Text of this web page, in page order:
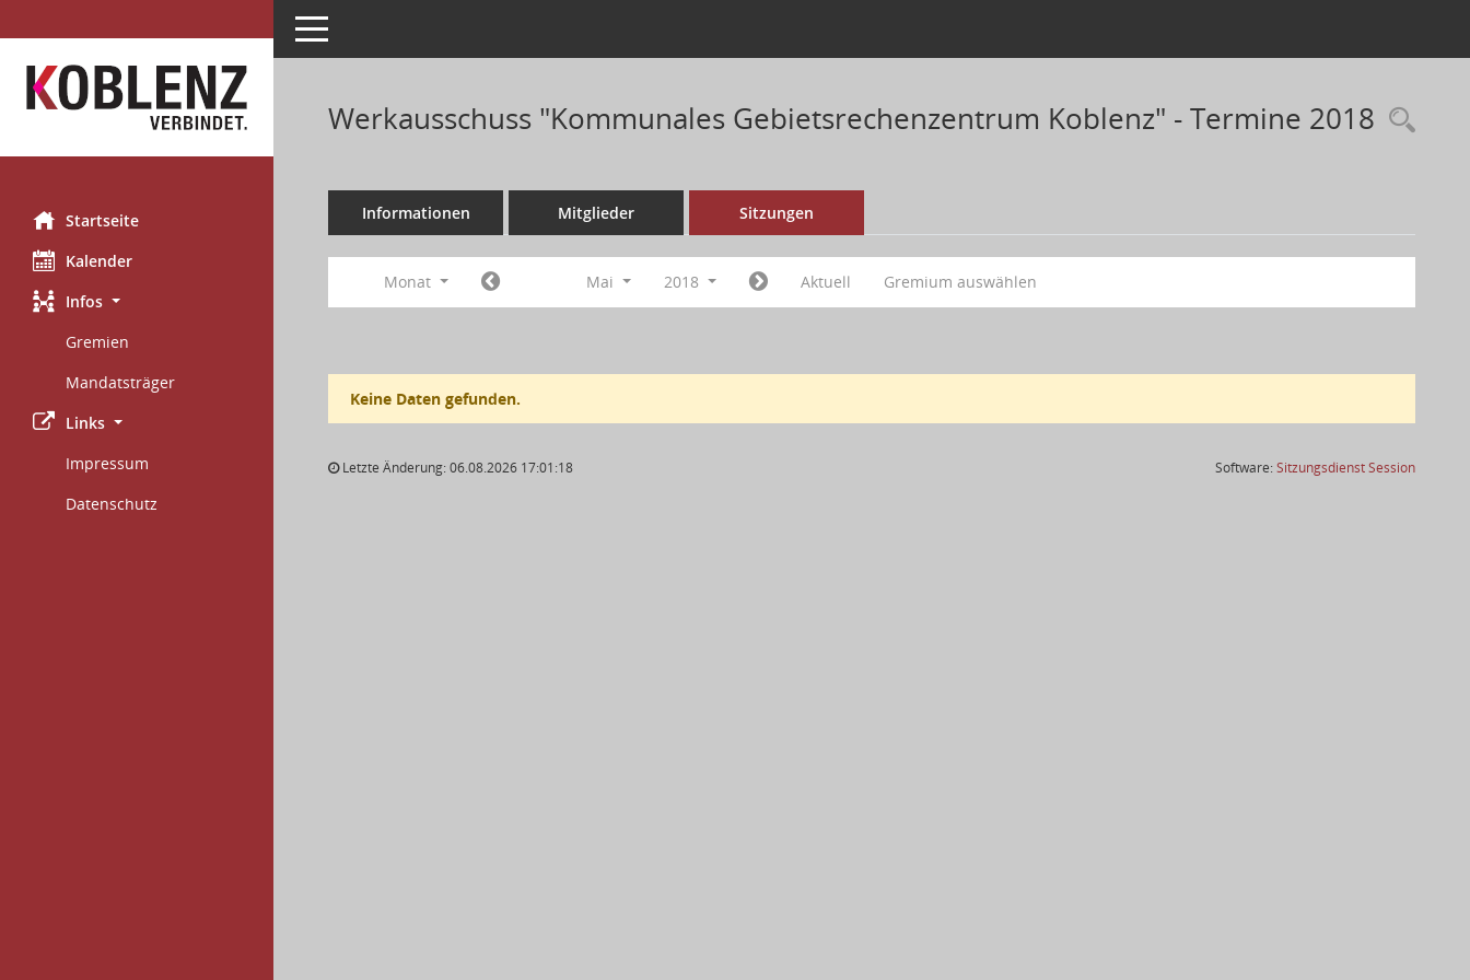
Startseite
Kalender
Infos
Gremien
Mandatsträger
Links
Impressum
Datenschutz
Toggle navigation
Werkausschuss "Kommunales Gebietsrechenzentrum Koblenz" - Termine 2018
Informationen Mitglieder Sitzungen
Monat Mai 2018 Aktuell Gremium auswählen
Keine Daten gefunden.
Letzte Änderung: 06.08.2026 17:01:18 Software:SitzungsdienstSession(Wird in